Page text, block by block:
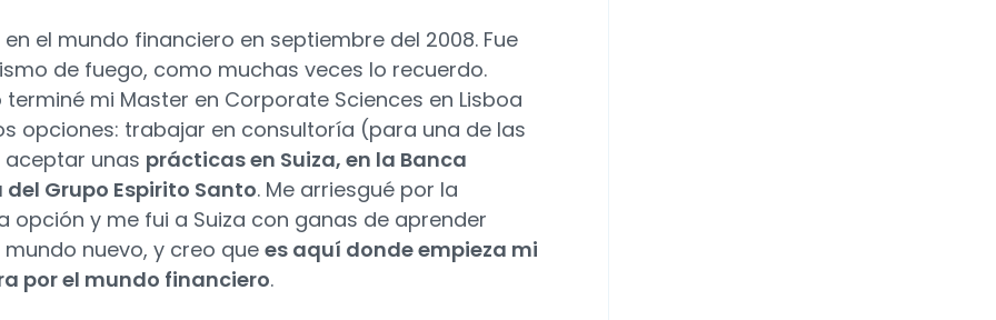
el mundo financiero en septiembre del 2008. Fue
de fuego, como muchas veces lo recuerdo.
terminé mi Master en Corporate Sciences en Lisboa
opciones: trabajar en consultoría (para una de las
aceptar unas prácticas en Suiza, en la Banca
Grupo Espirito Santo. Me arriesgué por la
opción y me fui a Suiza con ganas de aprender
nuevo, y creo que es aquí donde empieza mi
por el mundo financiero.